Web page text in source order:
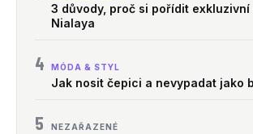
3 důvody, proč si pořídit exkluzivní
Nialaya
4 MÓDA & STYL
Jak nosit čepici a nevypadat jako
5 NEZAŘAZENÉ